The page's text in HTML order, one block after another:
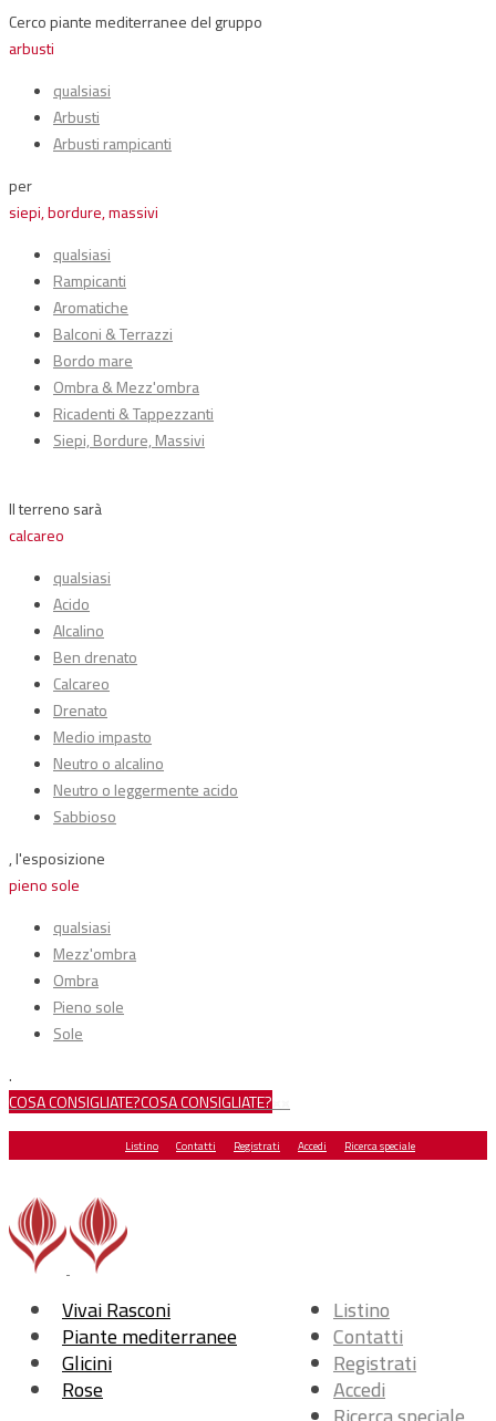
Cerco piante mediterranee del gruppo
arbusti
qualsiasi
Arbusti
Arbusti rampicanti
per
siepi, bordure, massivi
qualsiasi
Rampicanti
Aromatiche
Balconi & Terrazzi
Bordo mare
Ombra & Mezz'ombra
Ricadenti & Tappezzanti
Siepi, Bordure, Massivi
Il terreno sarà
calcareo
qualsiasi
Acido
Alcalino
Ben drenato
Calcareo
Drenato
Medio impasto
Neutro o alcalino
Neutro o leggermente acido
Sabbioso
, l'esposizione
pieno sole
qualsiasi
Mezz'ombra
Ombra
Pieno sole
Sole
.
COSA CONSIGLIATE?COSA CONSIGLIATE?
Listino Contatti Registrati Accedi Ricerca speciale
Listino
Contatti
Registrati
Accedi
Vivai Rasconi
Piante mediterranee
Glicini
Rose